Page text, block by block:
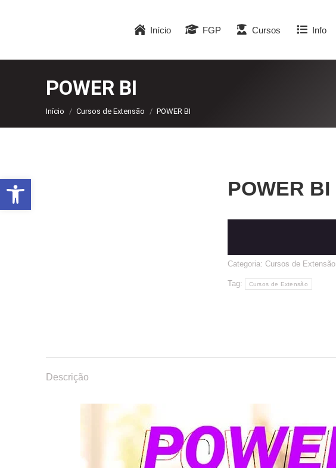
Início FGP Cursos Info
POWER BI
Você está aqui:
Início Cursos de Extensão POWER BI
POWER BI
Categoria: Cursos de Extensão
Tag: Cursos de Extensão
Descrição
Abrir a barra de ferramentas